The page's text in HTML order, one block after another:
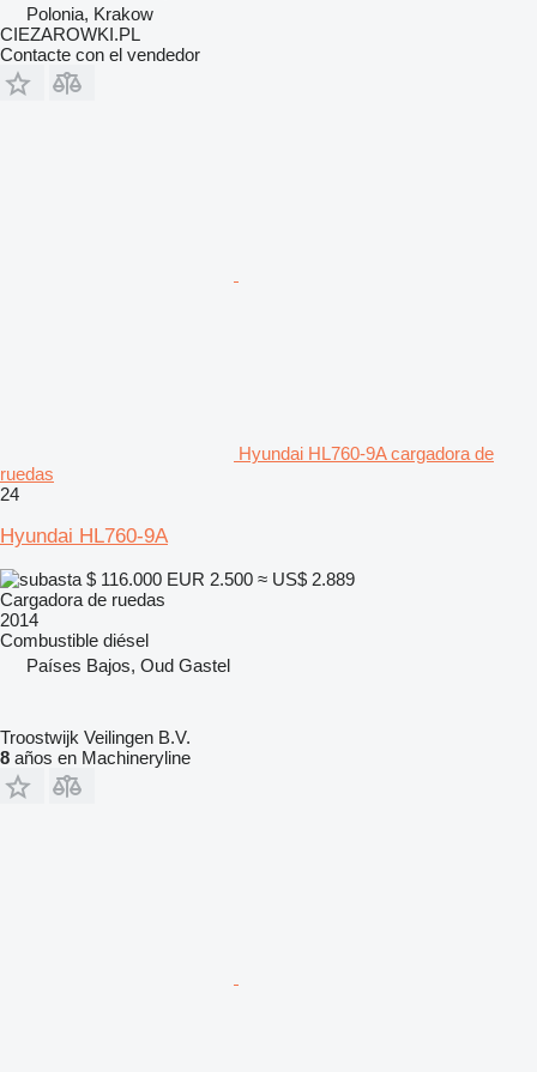
Polonia, Krakow
CIEZAROWKI.PL
Contacte con el vendedor
Hyundai HL760-9A cargadora de
ruedas
24
Hyundai HL760-9A
$ 116.000 EUR 2.500 ≈ US$ 2.889
Cargadora de ruedas
2014
Combustible diésel
Países Bajos, Oud Gastel
Troostwijk Veilingen B.V.
8 años en Machineryline